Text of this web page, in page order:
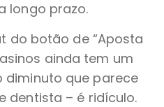
longo prazo.
do botão de “Aposta
ainda tem um
que parece
dentista – é ridículo.